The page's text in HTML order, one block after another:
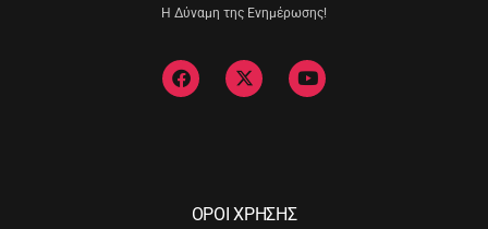
Η Δύναμη της Ενημέρωσης!
ΟΡΟΙ ΧΡΗΣΗΣ